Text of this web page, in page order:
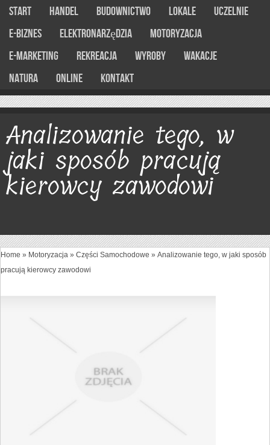
Start Handel Budownictwo Lokale
Uczelnie
E-Biznes
Elektronarzędzia
Motoryzacja
E-marketing
Rekreacja Wyroby
Wakacje
Natura
Online Kontakt
Analizowanie tego, w
jaki sposób pracują
kierowcy zawodowi
Home » Motoryzacja » Części Samochodowe » Analizowanie tego, w jaki sposób
pracują kierowcy zawodowi